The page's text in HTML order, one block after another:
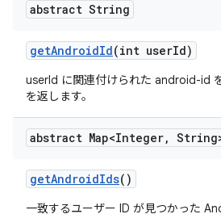
abstract String
getAndroidId(int userId)
userId に関連付けられた android-id
を返します。
abstract Map<Integer,
getAndroidIds()
一致するユーザー ID が見つかった